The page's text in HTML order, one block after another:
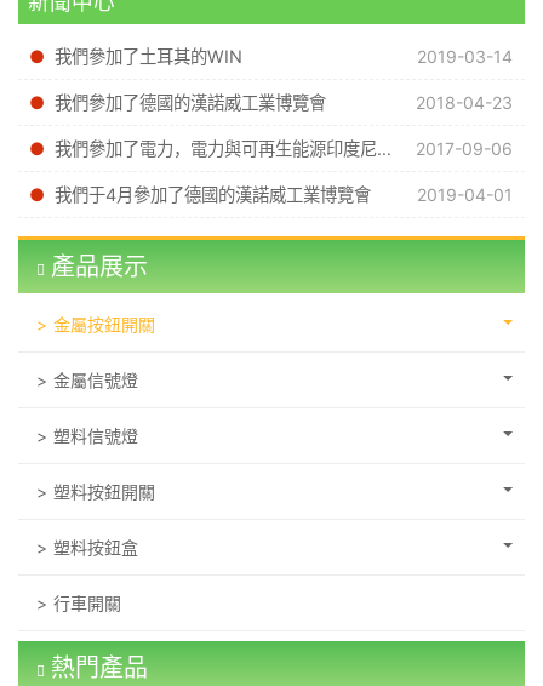
2019-03-14
我們參加了土耳其的WIN
2018-04-23
我們參加了德國的漢諾威工業博覽會
2017-09-06
我們參加了電力，電力與可再生能源印度尼西亞
2019-04-01
我們于4月參加了德國的漢諾威工業博覽會
產品展示
金屬按鈕開關
金屬信號燈
塑料信號燈
塑料按鈕開關
塑料按鈕盒
行車開關
熱門產品